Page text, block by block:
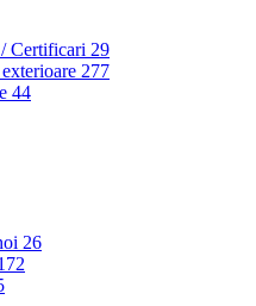
Certificari 29
277
44
26